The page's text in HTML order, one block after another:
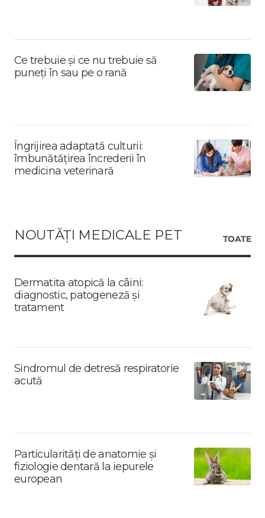
Ce trebuie și ce nu trebuie să
puneți în sau pe o rană
Îngrijirea adaptată culturii:
îmbunătățirea încrederii în
medicina veterinară
NOUTĂȚI MEDICALE PET TOATE
Dermatita atopică la câini:
diagnostic, patogeneză și
tratament
Sindromul de detresă respiratorie
acută
Particularități de anatomie și
fiziologie dentară la iepurele
european